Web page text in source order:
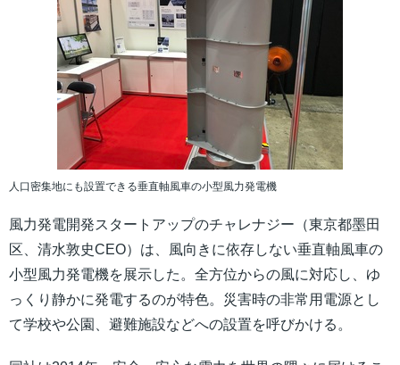
人口密集地にも設置できる垂直軸風車の小型風力発電機
風力発電開発スタートアップのチャレナジー（東京都墨田
区、清水敦史CEO）は、風向きに依存しない垂直軸風車の
小型風力発電機を展示した。全方位からの風に対応し、ゆ
っくり静かに発電するのが特色。災害時の非常用電源とし
て学校や公園、避難施設などへの設置を呼びかける。